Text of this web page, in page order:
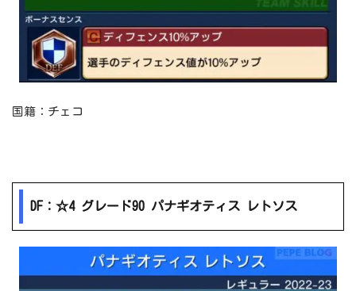
国籍：チェコ
DF：☆4 グレード90 パナギオティス レトソス